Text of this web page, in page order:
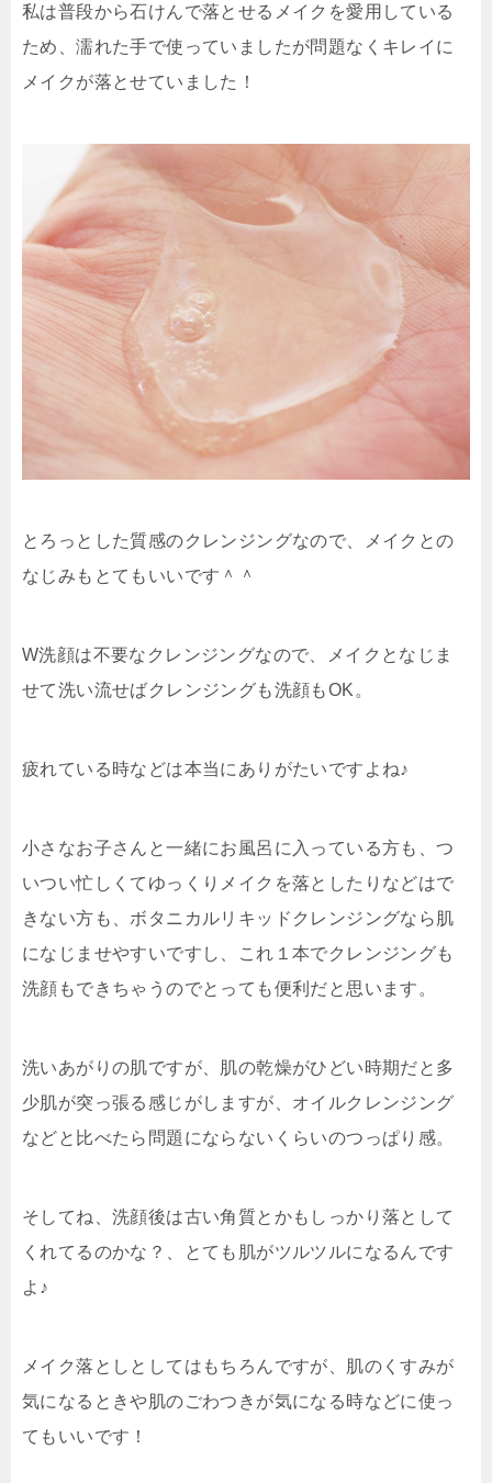
私は普段から石けんで落とせるメイクを愛用している
ため、濡れた手で使っていましたが問題なくキレイに
メイクが落とせていました！
とろっとした質感のクレンジングなので、メイクとの
なじみもとてもいいです＾＾
W洗顔は不要なクレンジングなので、メイクとなじま
せて洗い流せばクレンジングも洗顔もOK。
疲れている時などは本当にありがたいですよね♪
小さなお子さんと一緒にお風呂に入っている方も、つ
いつい忙しくてゆっくりメイクを落としたりなどはで
きない方も、ボタニカルリキッドクレンジングなら肌
になじませやすいですし、これ１本でクレンジングも
洗顔もできちゃうのでとっても便利だと思います。
洗いあがりの肌ですが、肌の乾燥がひどい時期だと多
少肌が突っ張る感じがしますが、オイルクレンジング
などと比べたら問題にならないくらいのつっぱり感。
そしてね、洗顔後は古い角質とかもしっかり落として
くれてるのかな？、
とても肌がツルツルになる んです
よ♪
メイク落としとしてはもちろんですが、肌のくすみが
気になるときや肌のごわつきが気になる時などに使っ
てもいいです！